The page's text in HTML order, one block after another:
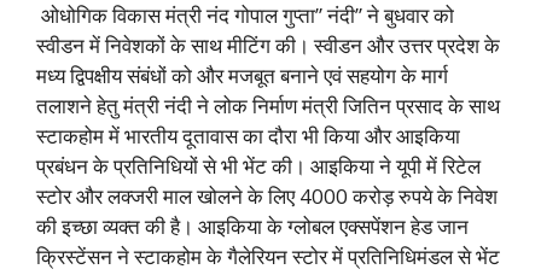
ओधोगिक विकास मंत्री नंद गोपाल गुप्ता” नंदी” ने बुधवार को
स्वीडन में निवेशकों के साथ मीटिंग की। स्वीडन और उत्तर प्रदेश के
मध्य द्विपक्षीय संबंधों को और मजबूत बनाने एवं सहयोग के मार्ग
तलाशने हेतु मंत्री नंदी ने लोक निर्माण मंत्री जितिन प्रसाद के साथ
स्टाकहोम में भारतीय दूतावास का दौरा भी किया और आइकिया
प्रबंधन के प्रतिनिधियों से भी भेंट की। आइकिया ने यूपी में रिटेल
स्टोर और लक्जरी माल खोलने के लिए 4000 करोड़ रुपये के निवेश
की इच्छा व्यक्त की है। आइकिया के ग्लोबल एक्सपेंशन हेड जान
क्रिस्टेंसन ने स्टाकहोम के गैलेरियन स्टोर में प्रतिनिधिमंडल से भेंट